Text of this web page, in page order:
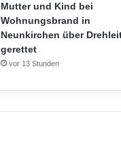
Mutter und Kind bei
Wohnungsbrand in
Neunkirchen über
gerettet
vor 13 Stunden